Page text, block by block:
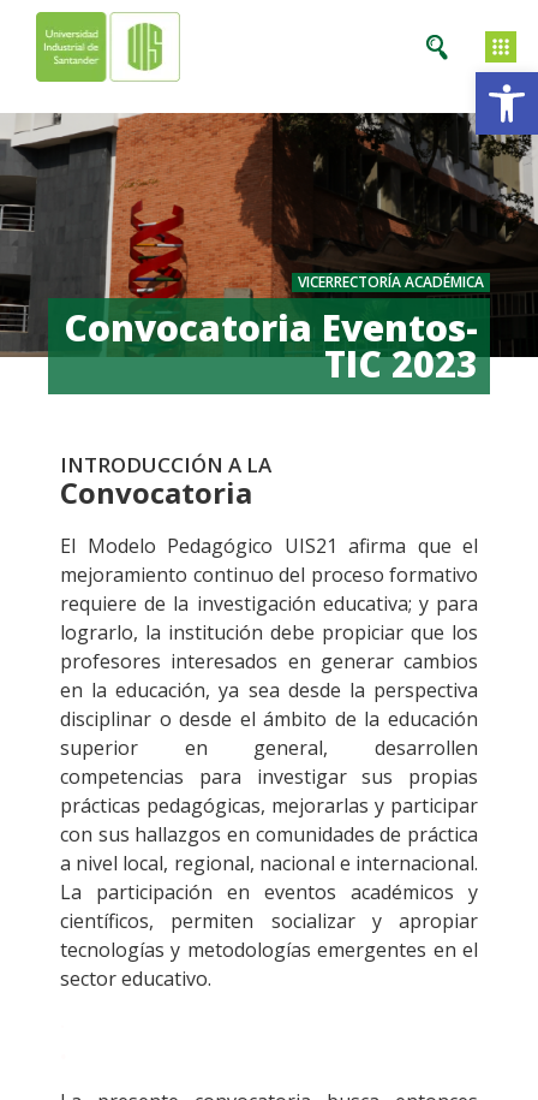
VICERRECTORÍA ACADÉMICA
Convocatoria Eventos-
TIC 2023
INTRODUCCIÓN A LA
Convocatoria
El Modelo Pedagógico UIS21 afirma que el
mejoramiento continuo del proceso formativo
requiere de la investigación educativa; y para
lograrlo, la institución debe propiciar que los
profesores interesados en generar cambios
en la educación, ya sea desde la perspectiva
disciplinar o desde el ámbito de la educación
superior en general, desarrollen
competencias para investigar sus propias
prácticas pedagógicas, mejorarlas y participar
con sus hallazgos en comunidades de práctica
a nivel local, regional, nacional e internacional.
La participación en eventos académicos y
científicos, permiten socializar y apropiar
tecnologías y metodologías emergentes en el
sector educativo.